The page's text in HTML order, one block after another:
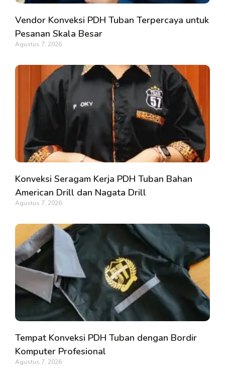
Vendor Konveksi PDH Tuban Terpercaya untuk
Pesanan Skala Besar
Agustus 7, 2026
Konveksi Seragam Kerja PDH Tuban Bahan
American Drill dan Nagata Drill
Agustus 7, 2026
Tempat Konveksi PDH Tuban dengan Bordir
Komputer Profesional
Agustus 7, 2026